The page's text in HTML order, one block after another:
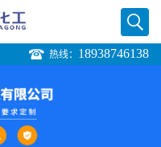
热线： 18938746138